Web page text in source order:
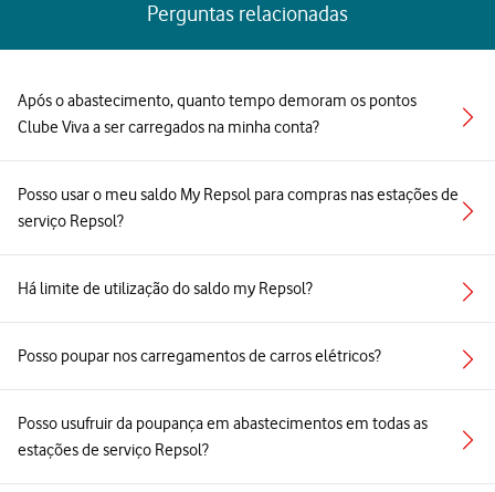
Perguntas relacionadas
Após o abastecimento, quanto tempo demoram os pontos
Clube Viva a ser carregados na minha conta?
Posso usar o meu saldo My Repsol para compras nas estações de
serviço Repsol?
Há limite de utilização do saldo my Repsol?
Posso poupar nos carregamentos de carros elétricos?
Posso usufruir da poupança em abastecimentos em todas as
estações de serviço Repsol?